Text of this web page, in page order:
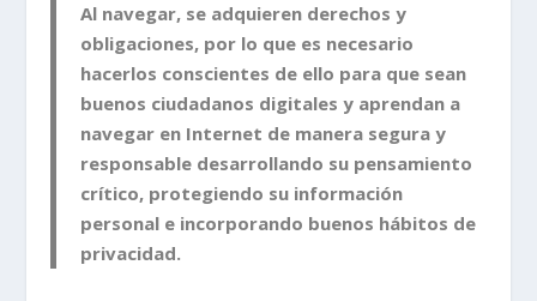
Al navegar, se adquieren derechos y
obligaciones, por lo que es necesario
hacerlos conscientes de ello para que sean
buenos ciudadanos digitales y aprendan a
navegar en Internet de manera segura y
responsable desarrollando su pensamiento
crítico, protegiendo su información
personal e incorporando buenos hábitos de
privacidad.